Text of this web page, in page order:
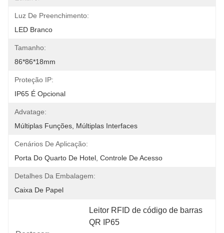
Luz De Preenchimento:
LED Branco
Tamanho:
86*86*18mm
Proteção IP:
IP65 É Opcional
Advatage:
Múltiplas Funções, Múltiplas Interfaces
Cenários De Aplicação:
Porta Do Quarto De Hotel, Controle De Acesso
Detalhes Da Embalagem:
Caixa De Papel
Leitor RFID de código de barras
QR IP65